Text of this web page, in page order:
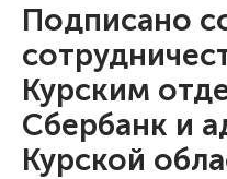
Подписано
Курским
Сбербанк и
Курской